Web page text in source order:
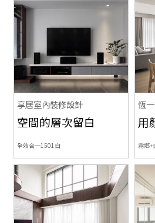
享居室內裝修設計
空間的層次留白
全效合一1501白
恆
用
霧鄉+